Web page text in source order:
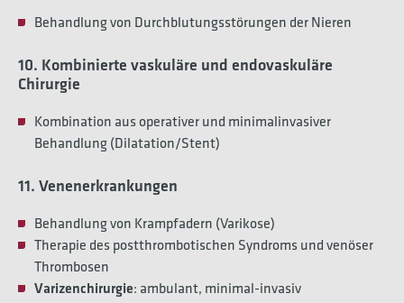
Behandlung von Durchblutungsstörungen der Nieren
10. Kombinierte vaskuläre und endovaskuläre
Chirurgie
Kombination aus operativer und minimalinvasiver
Behandlung (Dilatation/Stent)
11. Venenerkrankungen
Behandlung von Krampfadern (Varikose)
Therapie des postthrombotischen Syndroms und venöser
Thrombosen
Varizenchirurgie: ambulant, minimal-invasiv